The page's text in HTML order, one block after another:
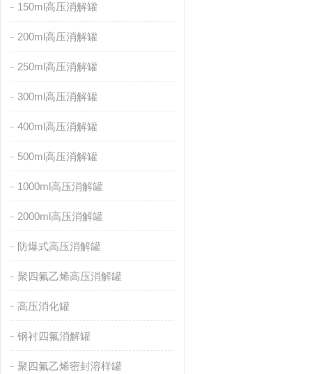
150ml高压消解罐
200ml高压消解罐
250ml高压消解罐
300ml高压消解罐
400ml高压消解罐
500ml高压消解罐
1000ml高压消解罐
2000ml高压消解罐
防爆式高压消解罐
聚四氟乙烯高压消解罐
高压消化罐
钢衬四氟消解罐
聚四氟乙烯密封溶样罐